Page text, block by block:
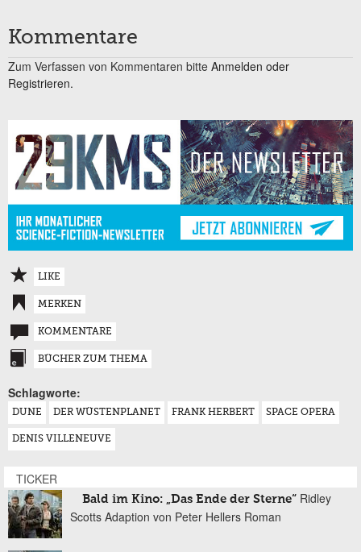
Kommentare
Zum Verfassen von Kommentaren bitte Anmelden oder
Registrieren.
LIKE
MERKEN
KOMMENTARE
BÜCHER ZUM THEMA
Schlagworte:
DUNE DER WÜSTENPLANET FRANK HERBERT SPACE OPERA
DENIS VILLENEUVE
TICKER
Bald im Kino: „Das Ende der Sterne“ Ridley
Scotts Adaption von Peter Hellers Roman